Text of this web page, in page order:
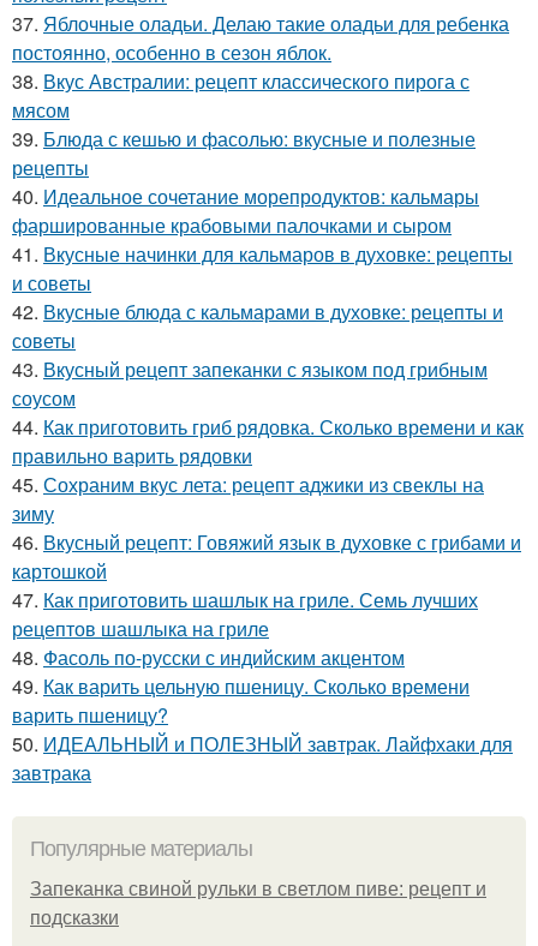
37. Яблочные оладьи. Делаю такие оладьи для ребенка
постоянно, особенно в сезон яблок.
38. Вкус Австралии: рецепт классического пирога с
мясом
39. Блюда с кешью и фасолью: вкусные и полезные
рецепты
40. Идеальное сочетание морепродуктов: кальмары
фаршированные крабовыми палочками и сыром
41. Вкусные начинки для кальмаров в духовке: рецепты
и советы
42. Вкусные блюда с кальмарами в духовке: рецепты и
советы
43. Вкусный рецепт запеканки с языком под грибным
соусом
44. Как приготовить гриб рядовка. Сколько времени и как
правильно варить рядовки
45. Сохраним вкус лета: рецепт аджики из свеклы на
зиму
46. Вкусный рецепт: Говяжий язык в духовке с грибами и
картошкой
47. Как приготовить шашлык на гриле. Семь лучших
рецептов шашлыка на гриле
48. Фасоль по-русски с индийским акцентом
49. Как варить цельную пшеницу. Сколько времени
варить пшеницу?
50. ИДЕАЛЬНЫЙ и ПОЛЕЗНЫЙ завтрак. Лайфхаки для
завтрака
Популярные материалы
Запеканка свиной рульки в светлом пиве: рецепт и
подсказки